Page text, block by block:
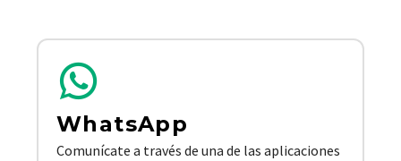
WhatsApp
Comunícate a través de una de las aplicaciones